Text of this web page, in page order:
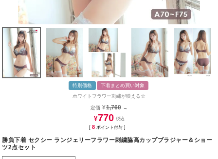
特別価格
下着まとめ買い対象
ホワイトフラワー刺繍が映える☆
定価 ¥1,760 →
¥770
[ 8 ポイント付与 ]
勝負下着 セクシー ランジェリーフラワー刺繍脇高カップブラジャー＆ショー
ツ2点セット